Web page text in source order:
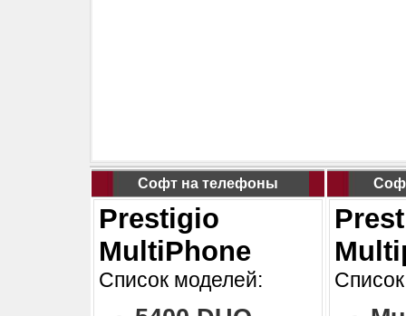
Софт на телефоны
Prestigio
MultiPhone
Список моделей: